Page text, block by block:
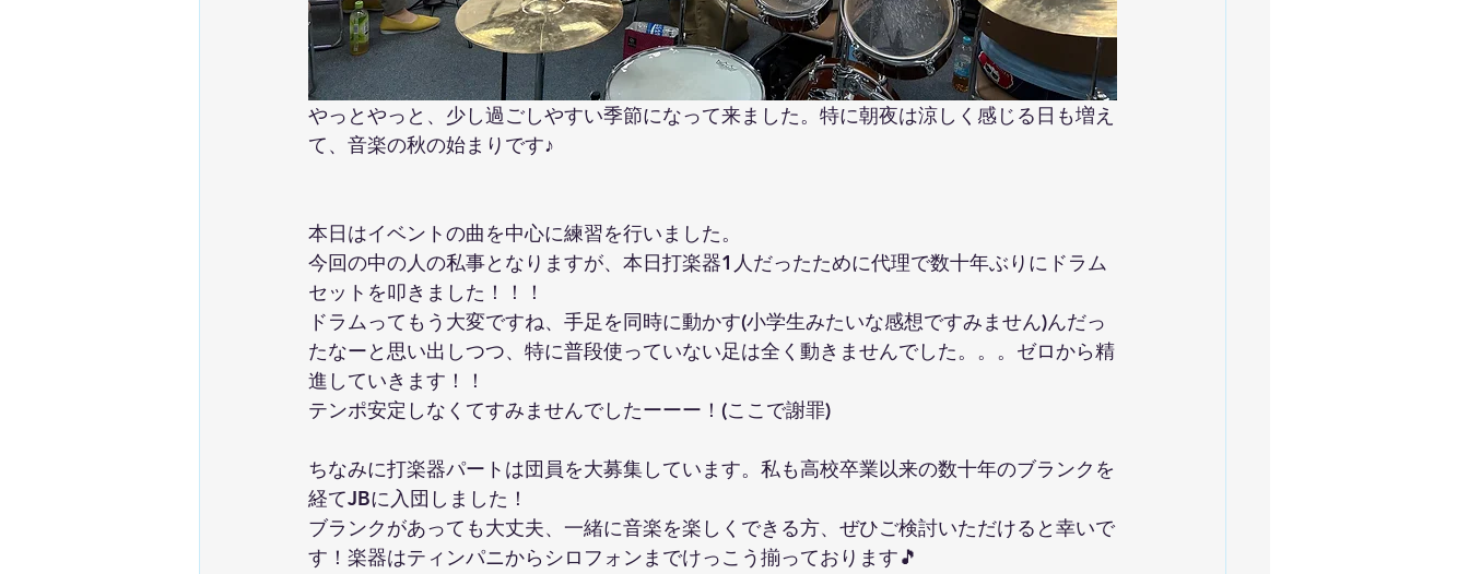
やっとやっと、少し過ごしやすい季節になって来ました。特に朝夜は涼しく感じる日も増え
て、音楽の秋の始まりです♪
本日はイベントの曲を中心に練習を行いました。
今回の中の人の私事となりますが、本日打楽器1人だったために代理で数十年ぶりにドラム
セットを叩きました！！！
ドラムってもう大変ですね、手足を同時に動かす(小学生みたいな感想ですみません)んだっ
たなーと思い出しつつ、特に普段使っていない足は全く動きませんでした。。。ゼロから精
進していきます！！
テンポ安定しなくてすみませんでしたーーー！(ここで謝罪)
ちなみに打楽器パートは団員を大募集しています。私も高校卒業以来の数十年のブランクを
経てJBに入団しました！
ブランクがあっても大丈夫、一緒に音楽を楽しくできる方、ぜひご検討いただけると幸いで
す！楽器はティンパニからシロフォンまでけっこう揃っております🎵